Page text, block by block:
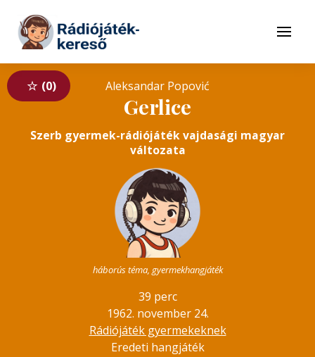
Tovább a tartalomhoz
Menü
0 Aleksandar Popović
Gerlice
Szerb gyermek-rádiójáték vajdasági magyar
változata
háborús téma, gyermekhangjáték
39 perc
1962. november 24.
Rádiójáték gyermekeknek
Eredeti hangjáték